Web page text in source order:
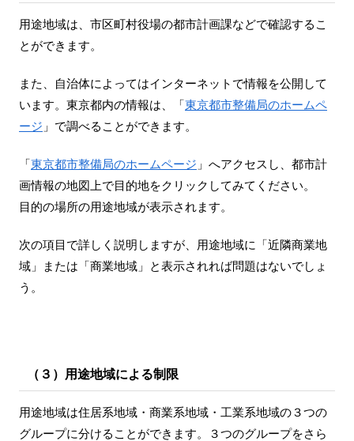
用途地域は、市区町村役場の都市計画課などで確認するこ
とができます。
また、自治体によってはインターネットで情報を公開して
います。東京都内の情報は、「東京都市整備局のホームペ
ージ 」で調べることができます。
「東京都市整備局のホームページ 」へアクセスし、都市計
画情報の地図上で目的地をクリックしてみてください。
目的の場所の用途地域が表示されます。
次の項目で詳しく説明しますが、用途地域に「近隣商業地
域」または「商業地域」と表示されれば問題はないでしょ
う。
（３）用途地域による制限
用途地域は住居系地域・商業系地域・工業系地域の３つの
グループに分けることができます。３つのグループをさら